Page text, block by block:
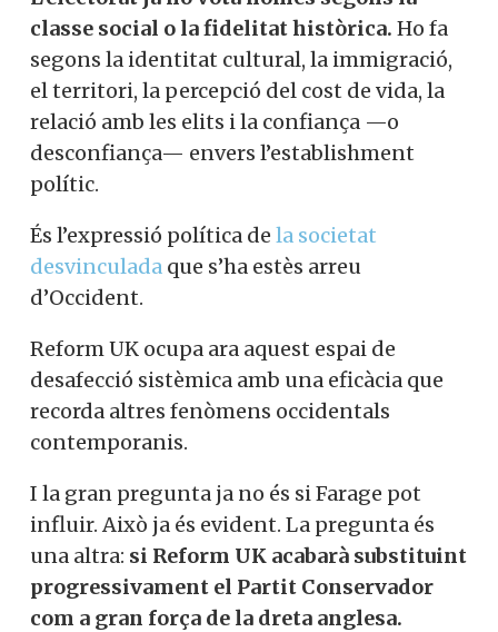
classe social o la fidelitat històrica. Ho fa
segons la identitat cultural, la immigració,
el territori, la percepció del cost de vida, la
relació amb les elits i la confiança —o
desconfiança— envers l’establishment
polític.
És l’expressió política de la societat
desvinculada que s’ha estès arreu
d’Occident.
Reform UK ocupa ara aquest espai de
desafecció sistèmica amb una eficàcia que
recorda altres fenòmens occidentals
contemporanis.
I la gran pregunta ja no és si Farage pot
influir. Això ja és evident. La pregunta és
una altra: si Reform UK acabarà substituint
progressivament el Partit Conservador
com a gran força de la dreta anglesa.